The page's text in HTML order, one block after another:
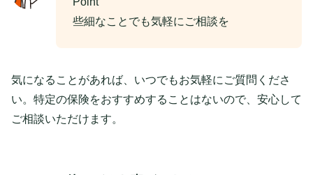
些細なことでも気軽にご相談を
気になることがあれば、いつでもお気軽にご質問くださ
い。特定の保険をおすすめすることはないので、安心して
ご相談いただけます。